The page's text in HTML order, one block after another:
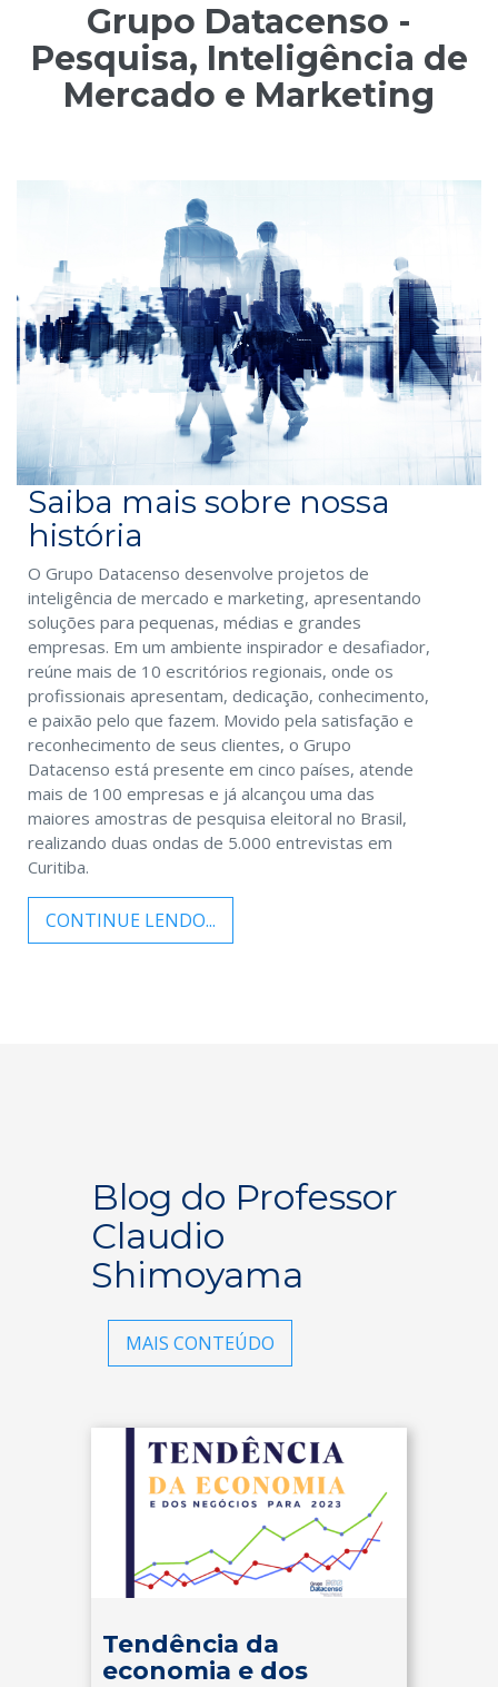
Grupo Datacenso -
Pesquisa, Inteligência de
Mercado e Marketing
Saiba mais sobre nossa
história
O Grupo Datacenso desenvolve projetos de
inteligência de mercado e marketing, apresentando
soluções para pequenas, médias e grandes
empresas. Em um ambiente inspirador e desafiador,
reúne mais de 10 escritórios regionais, onde os
profissionais apresentam, dedicação, conhecimento,
e paixão pelo que fazem. Movido pela satisfação e
reconhecimento de seus clientes, o Grupo
Datacenso está presente em cinco países, atende
mais de 100 empresas e já alcançou uma das
maiores amostras de pesquisa eleitoral no Brasil,
realizando duas ondas de 5.000 entrevistas em
Curitiba.
CONTINUE LENDO...
Blog do Professor
Claudio
Shimoyama
MAIS CONTEÚDO
Tendência da
economia e dos